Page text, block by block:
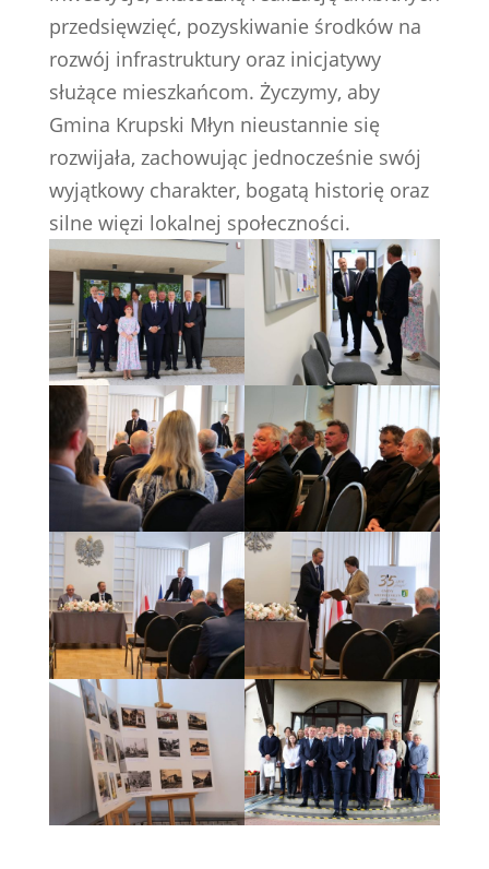
przedsięwzięć, pozyskiwanie środków na
rozwój infrastruktury oraz inicjatywy
służące mieszkańcom. Życzymy, aby
Gmina Krupski Młyn nieustannie się
rozwijała, zachowując jednocześnie swój
wyjątkowy charakter, bogatą historię oraz
silne więzi lokalnej społeczności.